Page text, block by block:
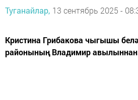
Туганайлар, 13 сентябрь 2025 -
Кристина Грибакова чыгышы
районының Владимир